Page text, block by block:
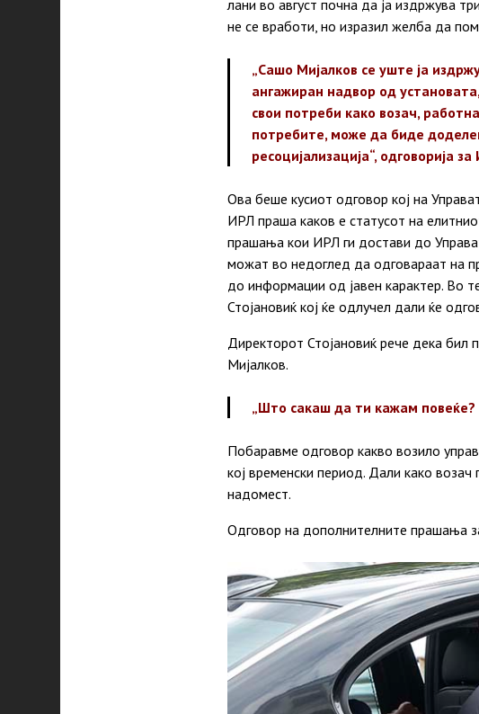
лани во август почна да ја издржува
не се вработи, но изразил желба да
„Сашо Мијалков се уште ја
ангажиран надвор од
свои потреби како возач,
потребите, може да биде
ресоцијализација“, одговорија
Ова беше кусиот одговор кој на
ИРЛ праша каков е статусот на
прашања кои ИРЛ ги достави до
можат во недоглед да одговараат на
до информации од јавен карактер. Во
Стојановиќ кој ќе одлучел дали ќе
Директорот Стојановиќ рече дека бил
Мијалков.
„Што сакаш да ти кажам повеќе?
Побаравме одговор какво возило
кој временски период. Дали како
надомест.
Одговор на дополнителните прашања